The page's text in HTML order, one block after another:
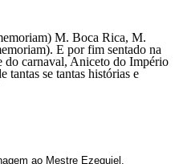
M. Boca Rica, M.
E por fim sentado na
do carnaval, Aniceto do Império
se tantas histórias e
ao Mestre Ezequiel.